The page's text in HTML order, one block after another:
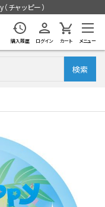
チャッピー）
購入履歴 ログイン カート メニュー
検索